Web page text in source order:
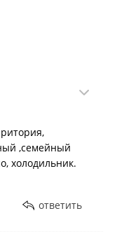
,семейный
холодильник.
ответить